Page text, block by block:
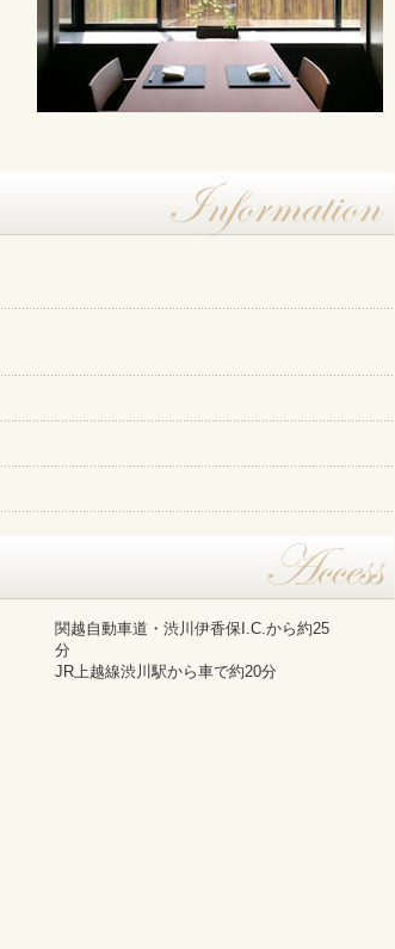
関越自動車道・渋川伊香保I.C.から約25
分
JR上越線渋川駅から車で約20分